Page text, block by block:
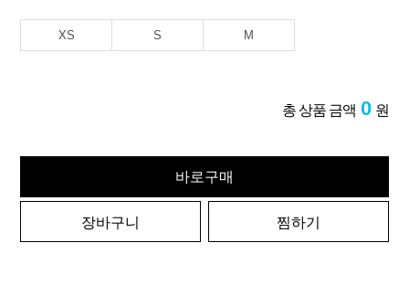
XS S M
총 상품 금액 0 원
바로구매
장바구니 찜하기